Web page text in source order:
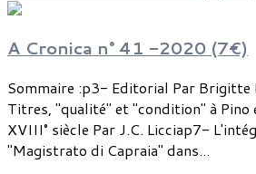
A Cronica n° 41 -2020 (7€)
Sommaire :p3- Editorial Par
Titres, "qualité" et "condition" à Pino
XVIII° siècle Par J.C. Licciap7-
"Magistrato di Capraia" dans...